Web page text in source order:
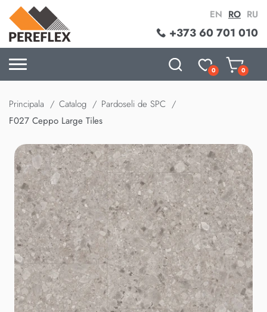
+373 60 701 010
EN RO RU
0 0
Principala Catalog
Pardoseli de SPC
F027 Ceppo Large Tiles